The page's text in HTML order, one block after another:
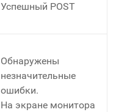
Успешный POST
Обнаружены
незначительные
ошибки.
На экране монитора